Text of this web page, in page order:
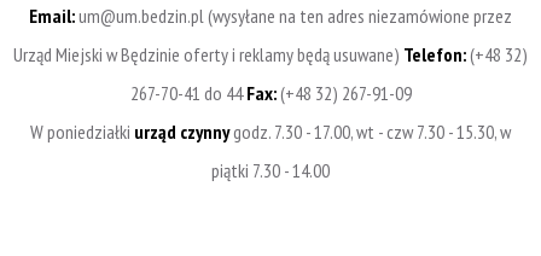
Email:um@um.bedzin.pl (wysyłane na ten adres niezamówione przez
Urząd Miejski w Będzinie oferty i reklamy będą usuwane) Telefon:(+48 32)
267-70-41 do 44Fax:(+48 32) 267-91-09
W poniedziałki urząd czynnygodz. 7.30 - 17.00, wt - czw 7.30 - 15.30, w
piątki 7.30 - 14.00